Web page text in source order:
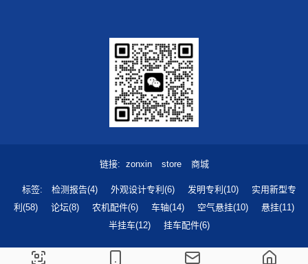
链接 zonxin store 商城
标签 检测报告(4) 外观设计专利(6) 发明专利(10)
实用新型专
利(58)
论坛(8) 农机配件(6) 车轴(14) 空气悬挂(10)
悬挂(11)
半挂车(12)
挂车配件(6)